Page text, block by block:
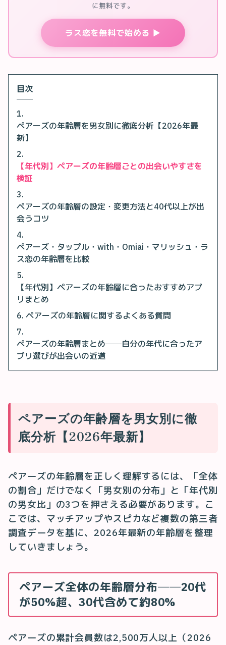
に無料です。
ラス恋を無料で始める ▶
目次
ペアーズの年齢層を男女別に徹底分析【2026年最
新】
【年代別】ペアーズの年齢層ごとの出会いやすさを
検証
ペアーズの年齢層の設定・変更方法と40代以上が出
会うコツ
ペアーズ・タップル・with・Omiai・マリッシュ・ラ
ス恋の年齢層を比較
【年代別】ペアーズの年齢層に合ったおすすめアプ
リまとめ
ペアーズの年齢層に関するよくある質問
ペアーズの年齢層まとめ──自分の年代に合ったア
プリ選びが出会いの近道
ペアーズの年齢層を男女別に徹
底分析【2026年最新】
ペアーズの年齢層を正しく理解するには、「全体
の割合」だけでなく「男女別の分布」と「年代別
の男女比」の3つを押さえる必要があります。こ
こでは、マッチアップやスピカなど複数の第三者
調査データを基に、2026年最新の年齢層を整理
していきましょう。
ペアーズ全体の年齢層分布──20代
が50%超、30代含めて約80%
ペアーズの累計会員数は2,500万人以上（2026